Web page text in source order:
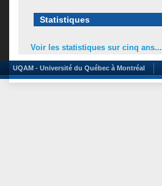
Statistiques
Voir les statistiques sur cinq ans...
UQAM - Université du Québec à Montréal